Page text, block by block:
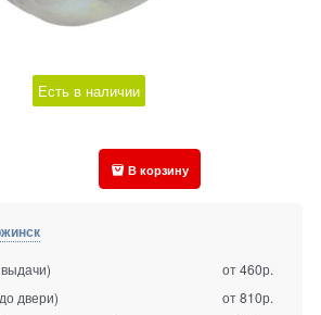
Есть в наличии
В корзину
от 460р.
двери)
от 810р.